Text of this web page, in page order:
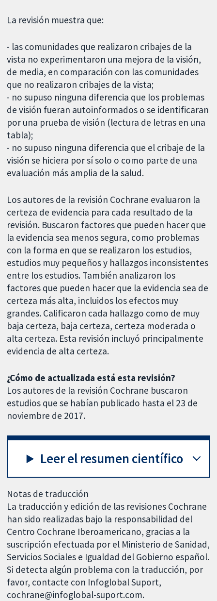
La revisión muestra que:
- las comunidades que realizaron cribajes de la
vista no experimentaron una mejora de la visión,
de media, en comparación con las comunidades
que no realizaron cribajes de la vista;
- no supuso ninguna diferencia que los problemas
de visión fueran autoinformados o se identificaran
por una prueba de visión (lectura de letras en una
tabla);
- no supuso ninguna diferencia que el cribaje de la
visión se hiciera por sí solo o como parte de una
evaluación más amplia de la salud.
Los autores de la revisión Cochrane evaluaron la
certeza de evidencia para cada resultado de la
revisión. Buscaron factores que pueden hacer que
la evidencia sea menos segura, como problemas
con la forma en que se realizaron los estudios,
estudios muy pequeños y hallazgos inconsistentes
entre los estudios. También analizaron los
factores que pueden hacer que la evidencia sea de
certeza más alta, incluidos los efectos muy
grandes. Calificaron cada hallazgo como de muy
baja certeza, baja certeza, certeza moderada o
alta certeza. Esta revisión incluyó principalmente
evidencia de alta certeza.
¿Cómo de actualizada está esta revisión?
Los autores de la revisión Cochrane buscaron
estudios que se habían publicado hasta el 23 de
noviembre de 2017.
Leer el resumen científico
Notas de traducción
La traducción y edición de las revisiones Cochrane
han sido realizadas bajo la responsabilidad del
Centro Cochrane Iberoamericano, gracias a la
suscripción efectuada por el Ministerio de Sanidad,
Servicios Sociales e Igualdad del Gobierno español.
Si detecta algún problema con la traducción, por
favor, contacte con Infoglobal Suport,
cochrane@infoglobal-suport.com.